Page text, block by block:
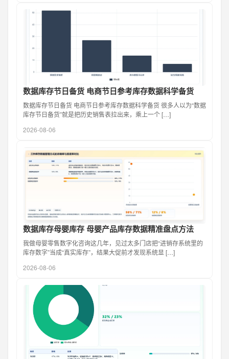
数据库存节日备货 电商节日参考库存数据科学备货
数据库存节日备货 电商节日参考库存数据科学备货 很多人以为“数据
库存节日备货”就是把历史销售表拉出来，乘上一个 […]
2026-08-06
数据库存母婴库存 母婴产品库存数据精准盘点方法
我做母婴零售数字化咨询这几年，见过太多门店把“进销存系统里的
库存数字”当成“真实库存”，结果大促前才发现系统显 […]
2026-08-06